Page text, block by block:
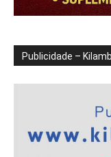
Publicidade –